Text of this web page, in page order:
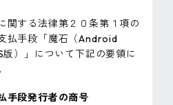
関する法律第２０条第１項の
払手段「魔石（Android
）」について下記の要領に
手段発行者の商号